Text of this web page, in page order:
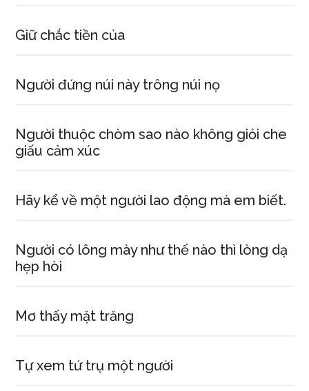
Giữ chắc tiền của
Người đứng núi này trông núi nọ
Người thuộc chòm sao nào không giỏi che
giấu cảm xúc
Hãy kể về một người lao động mà em biết.
Người có lông mày như thế nào thì lòng dạ
hẹp hòi
Mơ thấy mặt trăng
Tự xem tứ trụ một người